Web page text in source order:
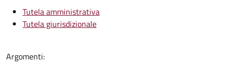
Tutela amministrativa
Tutela giurisdizionale
Argomenti: